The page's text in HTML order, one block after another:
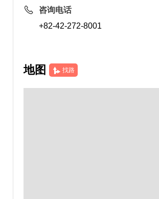
咨询电话
+82-42-272-8001
地图 找路